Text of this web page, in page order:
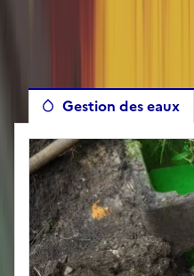
Les autres
Gestion des eaux